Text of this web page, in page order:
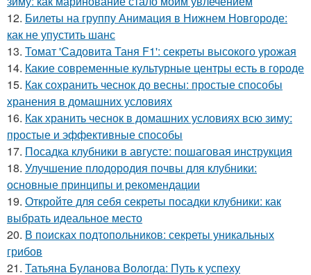
12. Билеты на группу Анимация в Нижнем Новгороде:
как не упустить шанс
13. Томат 'Садовита Таня F1': секреты высокого урожая
14. Какие современные культурные центры есть в городе
15. Как сохранить чеснок до весны: простые способы
хранения в домашних условиях
16. Как хранить чеснок в домашних условиях всю зиму:
простые и эффективные способы
17. Посадка клубники в августе: пошаговая инструкция
18. Улучшение плодородия почвы для клубники:
основные принципы и рекомендации
19. Откройте для себя секреты посадки клубники: как
выбрать идеальное место
20. В поисках подтопольников: секреты уникальных
грибов
21. Татьяна Буланова Вологда: Путь к успеху